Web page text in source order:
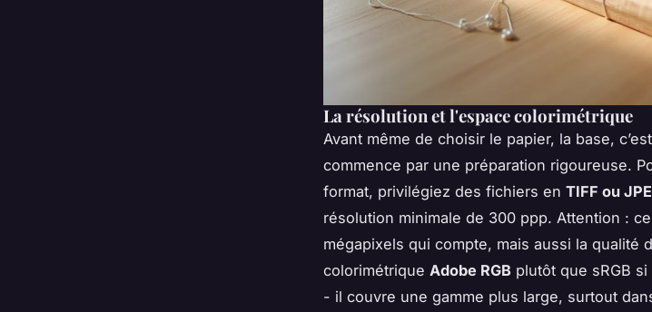
La résolution et l'espace colorimétrique
Avant même de choisir le papier, la base,
commence par une préparation rigoureuse.
format, privilégiez des fichiers en TIFF ou
résolution minimale de 300 ppp. Attention :
mégapixels qui compte, mais aussi la qualité
colorimétrique Adobe RGB plutôt que sRGB
- il couvre une gamme plus large, surtout